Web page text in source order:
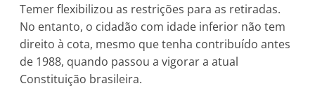
Temer flexibilizou as restrições para as retiradas.
No entanto, o cidadão com idade inferior não tem
direito à cota, mesmo que tenha contribuído antes
de 1988, quando passou a vigorar a atual
Constituição brasileira.